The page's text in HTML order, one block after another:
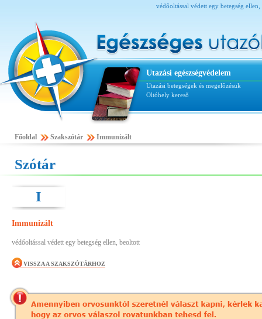
védőoltással védett egy betegség
Utazási egészségvédelem
Utazási betegségek és megelőzésük
Oltóhely kereső
Főoldal Szakszótár Immunizált
Szótár
I
Immunizált
védőoltással védett egy betegség ellen, beoltott
VISSZA A SZAKSZÓTÁRHOZ